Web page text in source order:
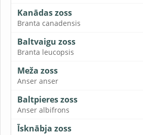
Kanādas zoss
Branta canadensis
Baltvaigu zoss
Branta leucopsis
Meža zoss
Anser anser
Baltpieres zoss
Anser albifrons
Īsknābja zoss